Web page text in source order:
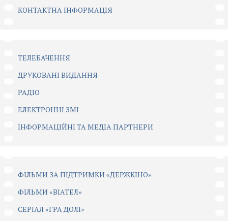
КОНТАКТНА ІНФОРМАЦІЯ
ТЕЛЕБАЧЕННЯ
ДРУКОВАНІ ВИДАННЯ
РАДІО
ЕЛЕКТРОННІ ЗМІ
ІНФОРМАЦІЙНІ ТА МЕДІА ПАРТНЕРИ
ФІЛЬМИ ЗА ПІДТРИМКИ «ДЕРЖКІНО»
ФІЛЬМИ «ВІАТЕЛ»
СЕРІАЛ «ГРА ДОЛІ»